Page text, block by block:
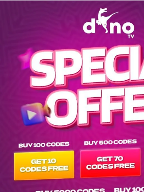
Explore channels list on IPTV Dino